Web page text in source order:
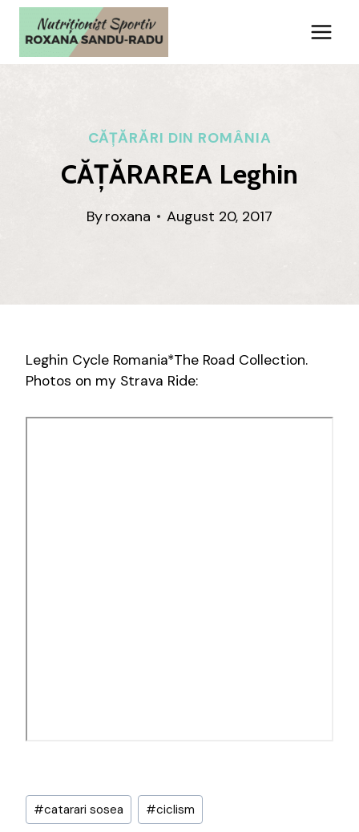
Skip
content
CĂȚĂRĂRI DIN ROMÂNIA
CĂȚĂRAREA Leghin
Byroxana August 20, 2017
Leghin Cycle Romania*The Road Collection.
Photos on my Strava Ride:
Post
Tags:
#catarari sosea #ciclism